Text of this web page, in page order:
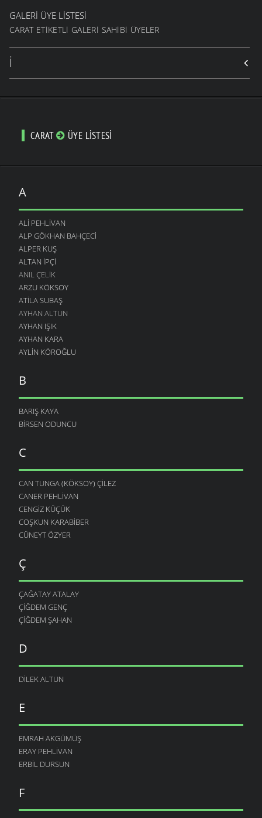
GALERI ÜYE LISTESI
CARAT ETIKETLI GALERI SAHIBI ÜYELER
İ
CARAT ÜYE LISTESI
A
ALI PEHLIVAN
ALP GÖKHAN BAHÇECI
ALPER KUŞ
ALTAN İPÇI
ANIL ÇELIK
ARZU KÖKSOY
ATILA SUBAŞ
AYHAN ALTUN
AYHAN IŞIK
AYHAN KARA
AYLIN KÖROĞLU
B
BARIŞ KAYA
BIRSEN ODUNCU
C
CAN TUNGA (KÖKSOY) ÇILEZ
CANER PEHLIVAN
CENGIZ KÜÇÜK
COŞKUN KARABIBER
CÜNEYT ÖZYER
Ç
ÇAĞATAY ATALAY
ÇIĞDEM GENÇ
ÇIĞDEM ŞAHAN
D
DILEK ALTUN
E
EMRAH AKGÜMÜŞ
ERAY PEHLIVAN
ERBIL DURSUN
F